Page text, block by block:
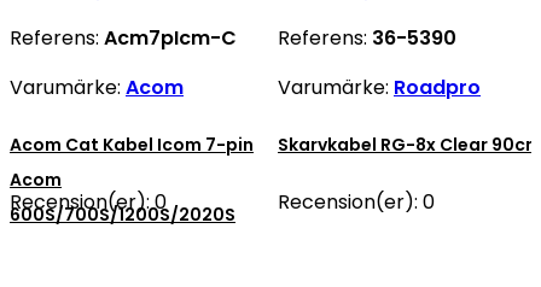
Referens: Acm7pIcm-C
Varumärke: Acom
Acom Cat Kabel Icom 7-pin
Acom
600S/700S/1200S/2020S
Recension(er):0
Referens: 36-5390
Varumärke: Roadpro
Skarvkabel RG-8x Clear 90cm
Recension(er): 0